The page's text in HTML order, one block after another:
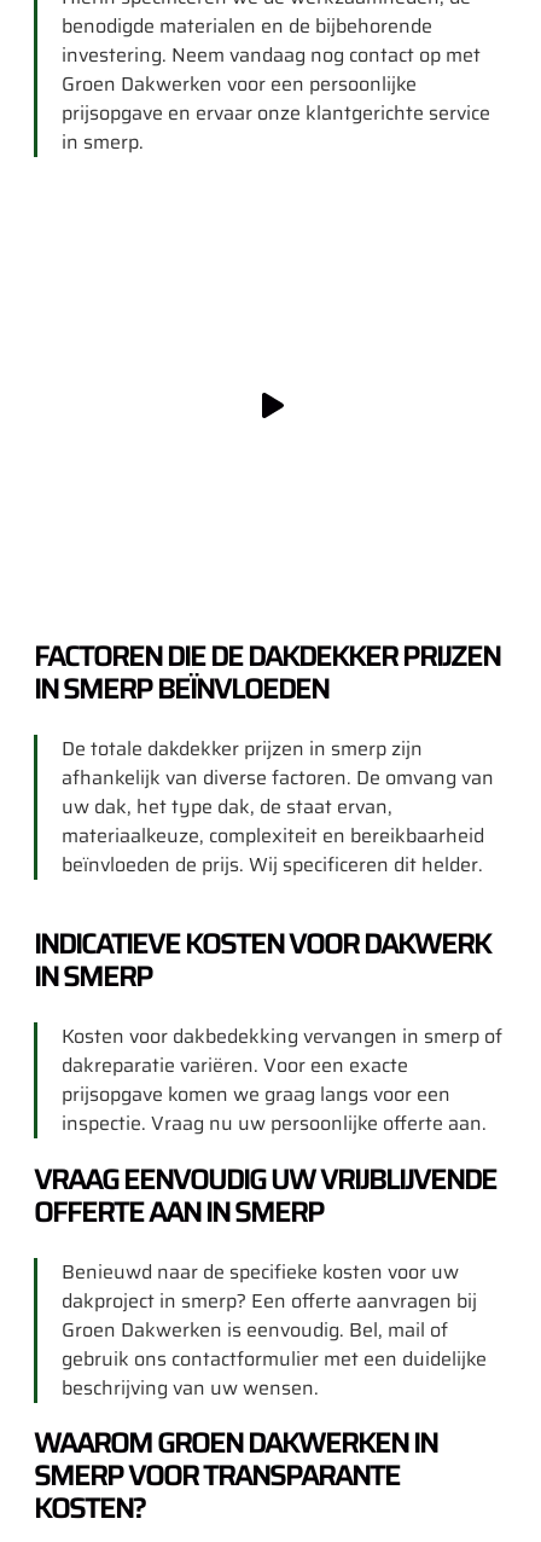
benodigde materialen en de bijbehorende
investering. Neem vandaag nog contact op met
Groen Dakwerken voor een persoonlijke
prijsopgave en ervaar onze klantgerichte service
in smerp.
FACTOREN DIE DE DAKDEKKER PRIJZEN
IN SMERP BEÏNVLOEDEN
De totale dakdekker prijzen in smerp zijn
afhankelijk van diverse factoren. De omvang van
uw dak, het type dak, de staat ervan,
materiaalkeuze, complexiteit en bereikbaarheid
beïnvloeden de prijs. Wij specificeren dit helder.
INDICATIEVE KOSTEN VOOR DAKWERK
IN SMERP
Kosten voor dakbedekking vervangen in smerp of
dakreparatie variëren. Voor een exacte
prijsopgave komen we graag langs voor een
inspectie. Vraag nu uw persoonlijke offerte aan.
VRAAG EENVOUDIG UW VRIJBLIJVENDE
OFFERTE AAN IN SMERP
Benieuwd naar de specifieke kosten voor uw
dakproject in smerp? Een offerte aanvragen bij
Groen Dakwerken is eenvoudig. Bel, mail of
gebruik ons contactformulier met een duidelijke
beschrijving van uw wensen.
WAAROM GROEN DAKWERKEN IN
SMERP VOOR TRANSPARANTE
KOSTEN?